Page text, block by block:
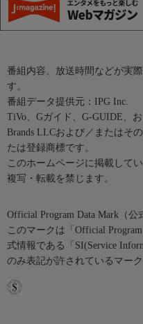
番組内容、放送時間などが実
す。
番組データ提供元：IPG Inc.
TiVo、Gガイド、G-GUIDE、
Brands LLCおよび／またはそ
たは登録商標です。
このホームページに掲載して
複写・転載を禁じます。
Official Program Data Mark（公
このマークは「Official
式情報である「SI(Service
のみ表記が許されているマーク